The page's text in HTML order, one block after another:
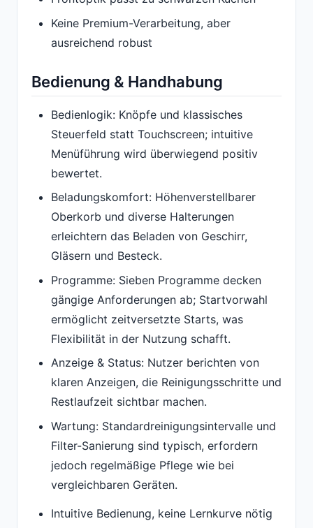
Keine Premium-Verarbeitung, aber
ausreichend robust
Bedienung & Handhabung
Bedienlogik: Knöpfe und klassisches
Steuerfeld statt Touchscreen; intuitive
Menüführung wird überwiegend positiv
bewertet.
Beladungskomfort: Höhenverstellbarer
Oberkorb und diverse Halterungen
erleichtern das Beladen von Geschirr,
Gläsern und Besteck.
Programme: Sieben Programme decken
gängige Anforderungen ab; Startvorwahl
ermöglicht zeitversetzte Starts, was
Flexibilität in der Nutzung schafft.
Anzeige & Status: Nutzer berichten von
klaren Anzeigen, die Reinigungsschritte und
Restlaufzeit sichtbar machen.
Wartung: Standardreinigungsintervalle und
Filter-Sanierung sind typisch, erfordern
jedoch regelmäßige Pflege wie bei
vergleichbaren Geräten.
Intuitive Bedienung, keine Lernkurve nötig